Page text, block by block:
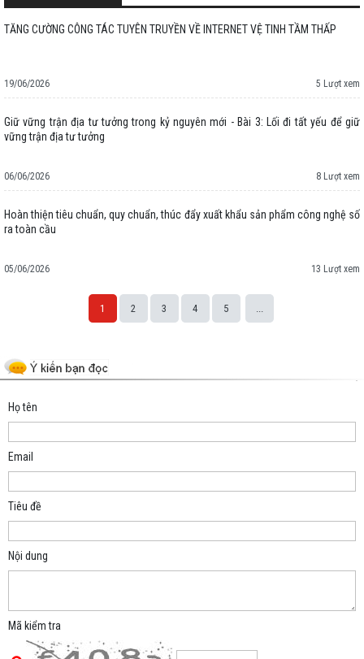
TĂNG CƯỜNG CÔNG TÁC TUYÊN TRUYỀN VỀ INTERNET VỆ TINH TẦM THẤP
19/06/2026 5 Lượt xem
Giữ vững trận địa tư tưởng trong kỷ nguyên mới - Bài 3: Lối đi tất yếu để giữ
vững trận địa tư tưởng
06/06/2026 8 Lượt xem
Hoàn thiện tiêu chuẩn, quy chuẩn, thúc đẩy xuất khẩu sản phẩm công nghệ số
ra toàn cầu
05/06/2026 13 Lượt xem
1 2 3 4 5
Họ tên
Email
Tiêu đề
Nội dung
Mã kiểm tra